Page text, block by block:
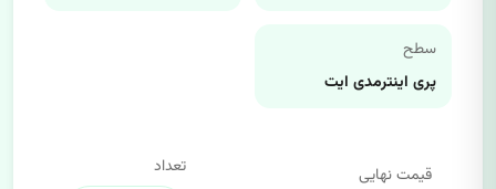
سطح
پری اینترمدی ایت
قیمت نهایی تعداد